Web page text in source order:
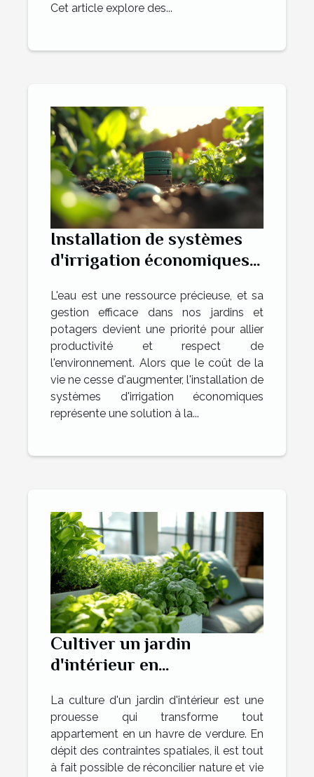
Cet article explore des...
Installation de systèmes
d'irrigation économiques
conseils pratiques et
écologiques
L'eau est une ressource précieuse, et sa
gestion efficace dans nos jardins et
potagers devient une priorité pour allier
productivité et respect de
l'environnement. Alors que le coût de la
vie ne cesse d'augmenter, l'installation de
systèmes d'irrigation économiques
représente une solution à la...
Cultiver un jardin
d'intérieur en
et plantes adaptées
La culture d'un jardin d'intérieur est une
prouesse qui transforme tout
appartement en un havre de verdure. En
dépit des contraintes spatiales, il est tout
à fait possible de réconcilier nature et vie